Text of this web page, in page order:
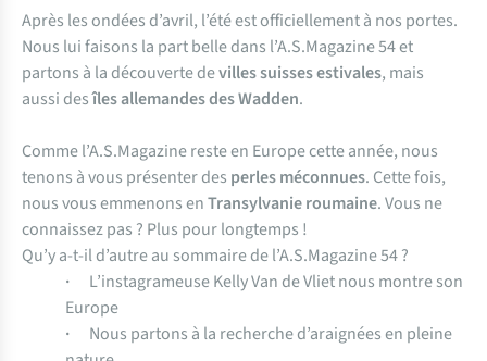
Après les ondées d’avril, l’été est officiellement à nos portes.
Nous lui faisons la part belle dans l’A.S.Magazine 54 et
partons à la découverte devilles suisses estivales, mais
aussi desîles allemandes des Wadden.
Comme l’A.S.Magazine reste en Europe cette année, nous
tenons à vous présenter des perles méconnues. Cette fois,
nous vous emmenons enTransylvanie roumaine. Vous ne
connaissez pas ? Plus pour longtemps !
Qu’y a-t-il d’autre au sommaire de l’A.S.Magazine 54 ?
· L’instagrameuse Kelly Van de Vliet nous montre son
Europe
· Nous partons à la recherche d’araignées en pleine